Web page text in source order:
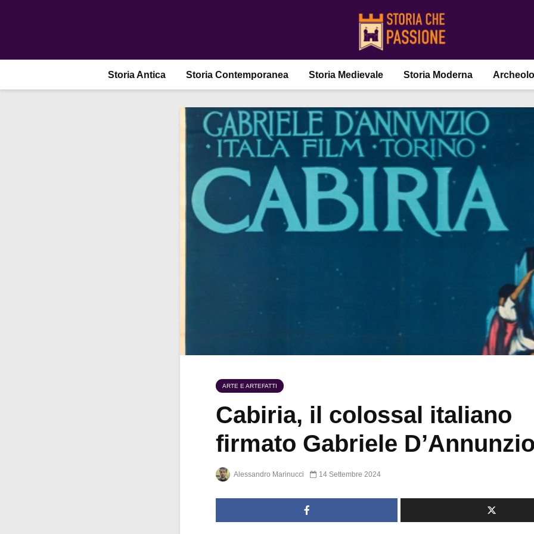
Storia Antica Storia Contemporanea Storia Medievale Storia Moderna
ARTE E ARTEFATTI
Cabiria, il colossal italiano
firmato Gabriele
Alessandro Marinucci 14 Settembre 2024